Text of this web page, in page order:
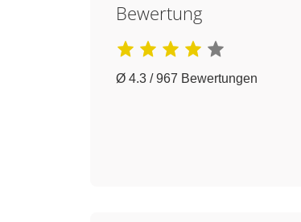
Bewertung
Ø 4.3 / 967 Bewertungen